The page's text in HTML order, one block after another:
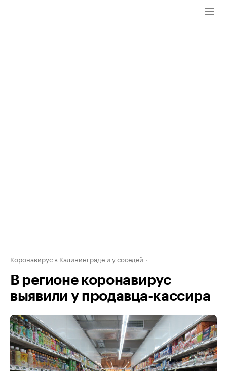
Коронавирус в Калининграде и у соседей
В регионе коронавирус
выявили у продавца-кассира